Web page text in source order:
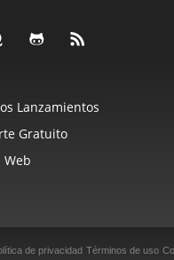
Lanzamientos
Gratuito
Web
de privacidad Términos de uso